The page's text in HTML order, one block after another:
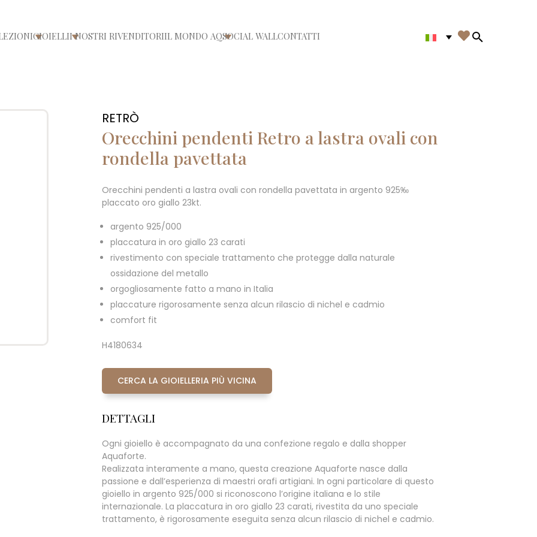
menù
Apri/chiudi menù
GIOIELLIApri/chiudi menù
I NOSTRI RIVENDITORIIL MONDO AQApri/chiudi menù
SOCIAL WALLCONTATTI 
Search in
RETRÒ
Orecchini pendenti Retro a lastra ovali con
rondella pavettata
Orecchini pendenti a lastra ovali con rondella pavettata in argento 925‰
placcato oro giallo 23kt.
argento 925/000
placcatura in oro giallo 23 carati
rivestimento con speciale trattamento che protegge dalla naturale
ossidazione del metallo
orgogliosamente fatto a mano in Italia
placcature rigorosamente senza alcun rilascio di nichel e cadmio
comfort fit
H4180634
CERCA LA GIOIELLERIA PIÙ VICINA
DETTAGLI
Ogni gioiello è accompagnato da una confezione regalo e dalla shopper
Aquaforte.
Realizzata interamente a mano, questa creazione Aquaforte nasce dalla
passione e dall’esperienza di maestri orafi artigiani. In ogni particolare di questo
gioiello in argento 925/000 si riconoscono l’origine italiana e lo stile
internazionale. La placcatura in oro giallo 23 carati, rivestita da uno speciale
trattamento, è rigorosamente eseguita senza alcun rilascio di nichel e cadmio.